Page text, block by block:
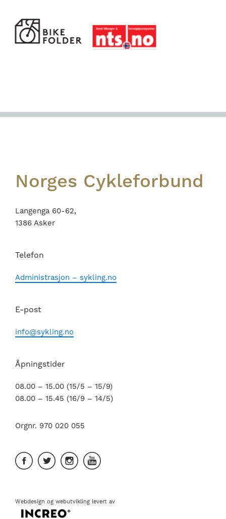
Footer
Norges Cykleforbund
Langenga 60-62,
1386 Asker
Telefon
Administrasjon – sykling.no
E-post
info@sykling.no
Åpningstider
08.00 – 15.00 (15/5 – 15/9)
08.00 – 15.45 (16/9 – 14/5)
Orgnr. 970 020 055
Webdesign og webutvikling levert av